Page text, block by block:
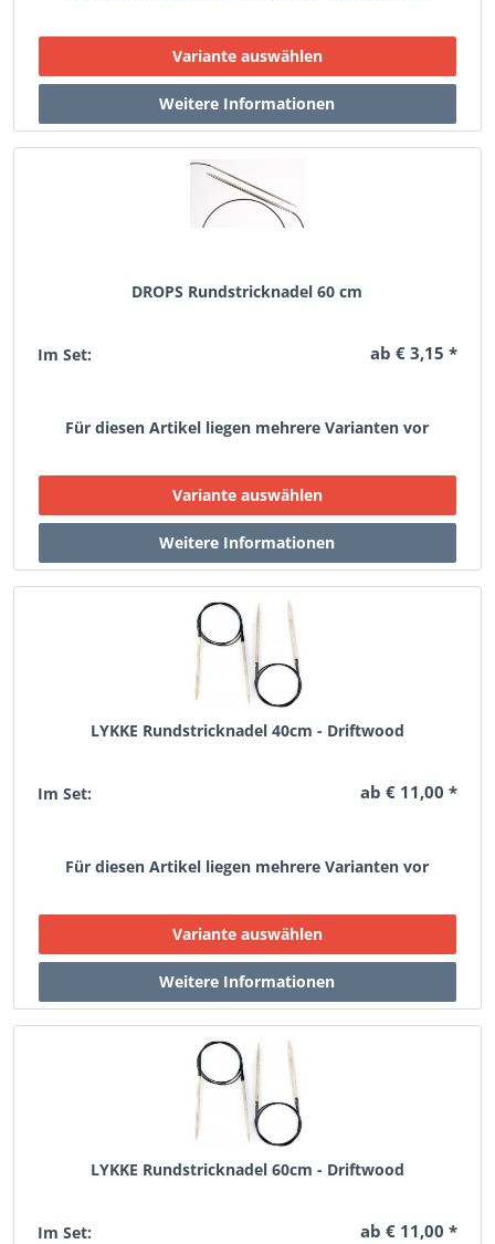
DROPS Rundstricknadel 60 cm
Im Set: ab € 3,15 *
Für diesen Artikel liegen mehrere Varianten vor
LYKKE Rundstricknadel 40cm - Driftwood
Im Set: ab € 11,00 *
Für diesen Artikel liegen mehrere Varianten vor
LYKKE Rundstricknadel 60cm - Driftwood
Im Set: ab € 11,00 *